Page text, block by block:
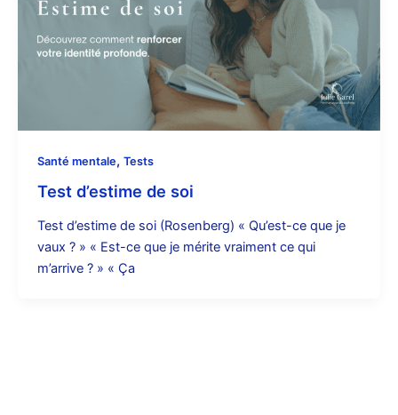
Santé mentale, Tests
Test d’estime de soi
Test d’estime de soi (Rosenberg) « Qu’est-ce que je
vaux ? » « Est-ce que je mérite vraiment ce qui
m’arrive ? » « Ça